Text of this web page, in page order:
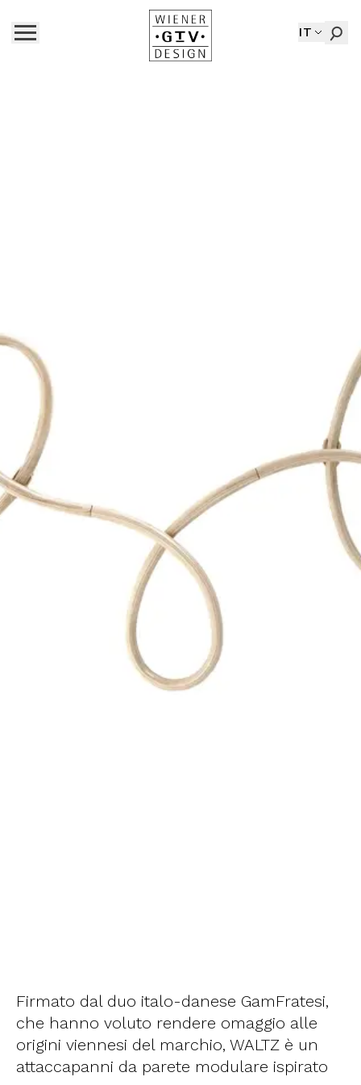
IT
Firmato dal duo italo-danese GamFratesi,
che hanno voluto rendere omaggio alle
origini viennesi del marchio, WALTZ è un
attaccapanni da parete modulare ispirato